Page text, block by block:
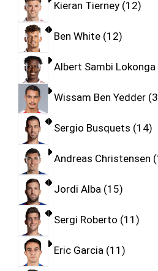
Kieran Tierney 12
Ben White 12
Albert Sambi Lokonga
Wissam Ben Yedder 3
Sergio Busquets 14
Andreas Christensen
Jordi Alba 15
Sergi Roberto 11
Eric Garcia 11